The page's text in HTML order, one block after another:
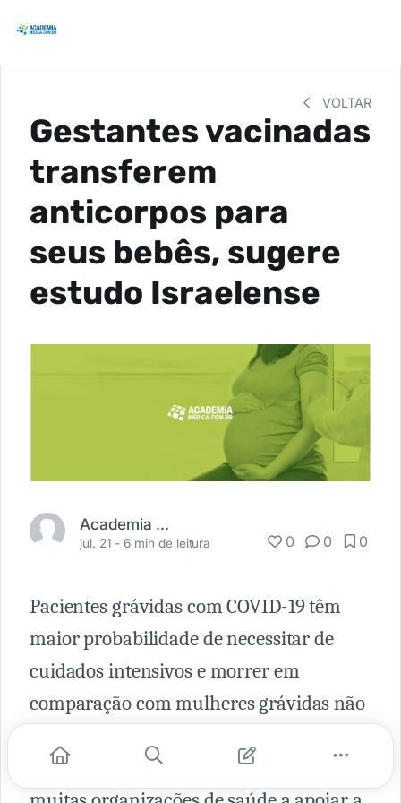
VOLTAR
Gestantes vacinadas
transferem
anticorpos para
seus bebês, sugere
estudo Israelense
Academia Médica
jul. 21 -6 min de leitura 0 0 0
Pacientes grávidas com COVID-19 têm
maior probabilidade de necessitar de
cuidados intensivos e morrer em
comparação com mulheres grávidas não
COVID-19 na gravidez tenham levado